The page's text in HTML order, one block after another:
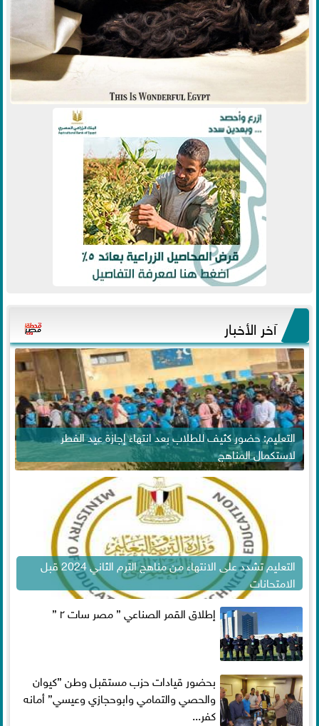
آخر الأخبار
التعليم: حضور كثيف للطلاب بعد انتهاء إجازة عيد الفطر
لاستكمال المناهج
التعليم تشدد على الانتهاء من مناهج الترم الثاني 2024 قبل
الامتحانات
إطلاق القمر الصناعي ” مصر سات ٢ ”
بحضور قيادات حزب مستقبل وطن ”كيوان
والحصي والتمامي وابوحجازي وعيسي” أمانه
كفر...